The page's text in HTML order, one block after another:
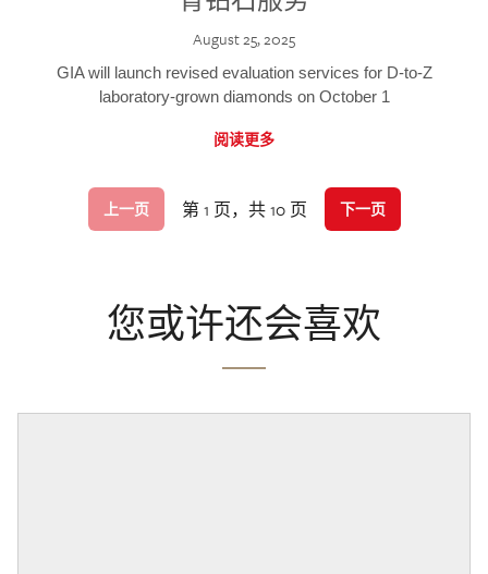
August 25, 2025
GIA will launch revised evaluation services for D-to-Z
laboratory-grown diamonds on October 1
阅读更多
上一页 第 1 页，共 10 页 下一页
您或许还会喜欢